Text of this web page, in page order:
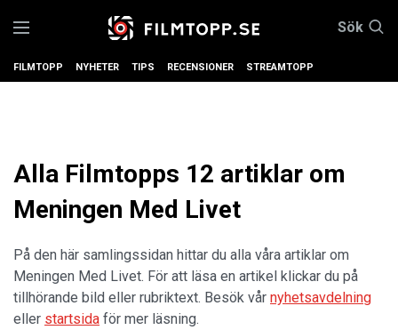
Sök
FILMTOPP NYHETER TIPS RECENSIONER STREAMTOPP
Alla Filmtopps 12 artiklar om
Meningen Med Livet
På den här samlingssidan hittar du alla våra artiklar om
Meningen Med Livet. För att läsa en artikel klickar du på
tillhörande bild eller rubriktext. Besök vår nyhetsavdelning
eller startsida för mer läsning.